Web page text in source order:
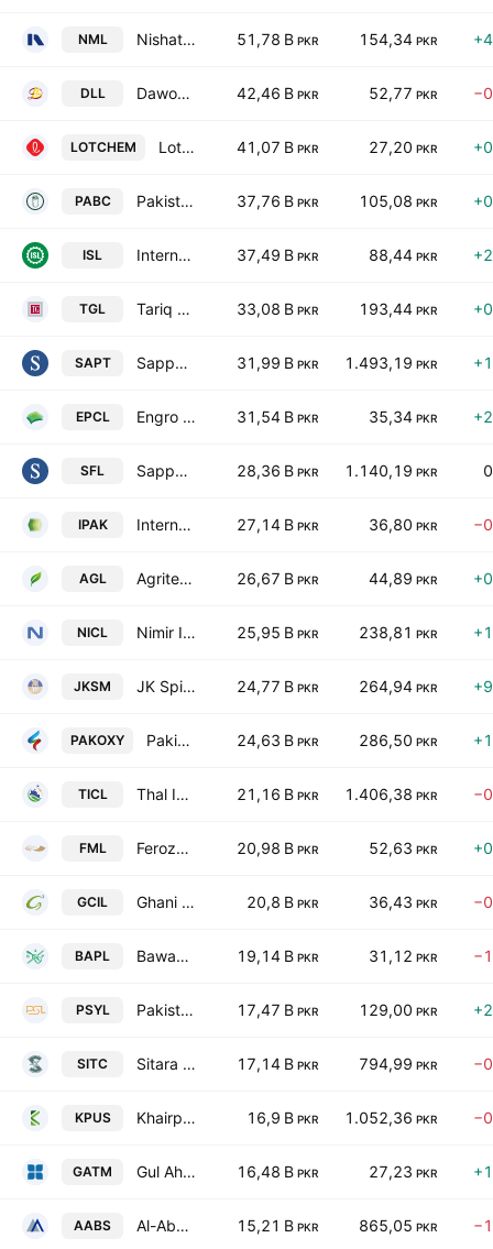
NML Nishat Mills Limited 51,78 B PKR 154,34 PKR
DLL Dawood Lawrencepur Limited 42,46 B PKR 52,77 PKR
LOTCHEM Lotte Chemical Pakistan Ltd. 41,07 B PKR 27,20 PKR
PABC Pakistan Aluminium Beverage Cans Ltd. 37,76 B PKR 105,08 PKR
ISL International Steels limited 37,49 B PKR 88,44 PKR
TGL Tariq Glass Industries Limited 33,08 B PKR 193,44 PKR
SAPT Sapphire Textile Mills Limited 31,99 B PKR 1.493,19 PKR
EPCL Engro Polymer & Chemicals Limited 31,54 B PKR 35,34 PKR
SFL Sapphire Fibres Limited 28,36 B PKR 1.140,19 PKR
IPAK International Packaging Films Ltd. 27,14 B PKR 36,80 PKR
AGL Agritech Limited 26,67 B PKR 44,89 PKR
NICL Nimir Industrial Chemicals Ltd. 25,95 B PKR 238,81 PKR
JKSM JK Spinning Mills Ltd. 24,77 B PKR 264,94 PKR
PAKOXY Pakistan Oxygen Limited 24,63 B PKR 286,50 PKR
TICL Thal Industries Corp. Ltd. 21,16 B PKR 1.406,38 PKR
FML Feroze1888 Mills Limited 20,98 B PKR 52,63 PKR
GCIL Ghani Chemical Industries Limited 20,8 B PKR 36,43 PKR
BAPL Bawany Air Products Limited. 19,14 B PKR 31,12 PKR
PSYL Pakistan Synthetics Limited 17,47 B PKR 129,00 PKR
SITC Sitara Chemicals Industries Ltd. 17,14 B PKR 794,99 PKR
KPUS Khairpur Sugar Mills Ltd. 16,9 B PKR 1.052,36 PKR
GATM Gul Ahmed Textile Mills Limited 16,48 B PKR 27,23 PKR
AABS Al-Abbas Sugar Mills Ltd. 15,21 B PKR 865,05 PKR